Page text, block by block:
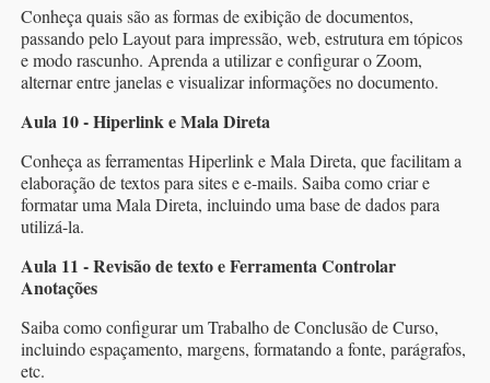
Conheça quais são as formas de exibição de documentos,
passando pelo Layout para impressão, web, estrutura em tópicos
e modo rascunho. Aprenda a utilizar e configurar o Zoom,
alternar entre janelas e visualizar informações no documento.
Aula 10 - Hiperlink e Mala Direta
Conheça as ferramentas Hiperlink e Mala Direta, que facilitam a
elaboração de textos para sites e e-mails. Saiba como criar e
formatar uma Mala Direta, incluindo uma base de dados para
utilizá-la.
Aula 11 - Revisão de texto e Ferramenta Controlar
Anotações
Saiba como configurar um Trabalho de Conclusão de Curso,
incluindo espaçamento, margens, formatando a fonte, parágrafos,
etc.